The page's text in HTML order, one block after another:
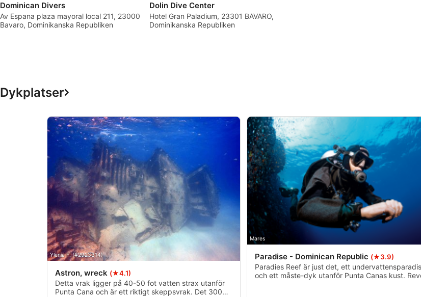
Dominican Divers
Av Espana plaza mayoral local 211, 23000
Bavaro, Dominikanska Republiken
Dolin Dive Center
Hotel Gran Paladium, 23301 BAVARO,
Dominikanska Republiken
Dykplatser
Ylenia F. (#2923314)
Astron, wreck (★4.1)
Detta vrak ligger på 40-50 fot vatten strax utanför
Punta Cana och är ett riktigt skeppsvrak. Det 300
Mares
Paradise - Dominican Republic (★3.9)
Paradies Reef är just det, ett undervattensparadis
och ett måste-dyk utanför Punta Canas kust.
Använda profiler för att välja personaliserad innehåll
Utveckla och förbättra tjänster
Använda begränsade data för att välja innehåll
IAB Special Features:
Använda exakta uppgifter om geografisk positionering
Identifiera enheter baserat på information som aktivt begärs
Behandlingsändamål som inte rör IAB:
Prestanda
Funktionell